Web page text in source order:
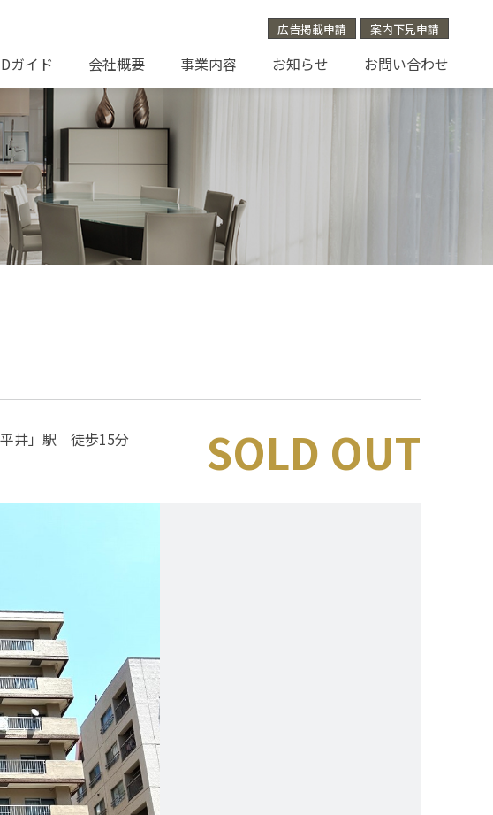
広告掲載申請 案内下見申請
ガイド 会社概要 事業内容 お知らせ お問い合わせ
井」駅 徒歩15分
SOLD OUT